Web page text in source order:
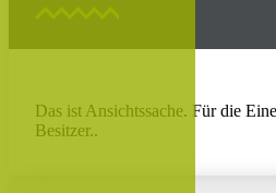
Das ist Ansichtssache. Für die
Besitzer..